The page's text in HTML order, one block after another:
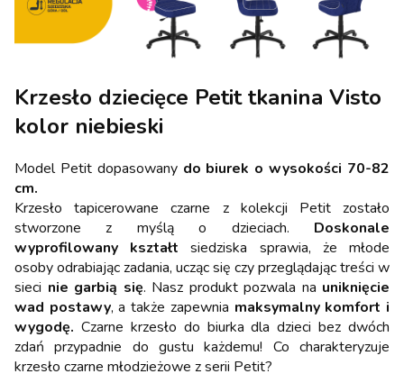
Krzesło dziecięce Petit tkanina Visto
kolor niebieski
Model Petit dopasowany do biurek o wysokości 70-82
cm.
Krzesło tapicerowane czarne z kolekcji Petit zostało
stworzone z myślą o dzieciach. Doskonale
wyprofilowany kształt siedziska sprawia, że młode
osoby odrabiając zadania, ucząc się czy przeglądając treści w
sieci nie garbią się. Nasz produkt pozwala na uniknięcie
wad postawy, a także zapewnia maksymalny komfort i
wygodę. Czarne krzesło do biurka dla dzieci bez dwóch
zdań przypadnie do gustu każdemu! Co charakteryzuje
krzesło czarne młodzieżowe z serii Petit?